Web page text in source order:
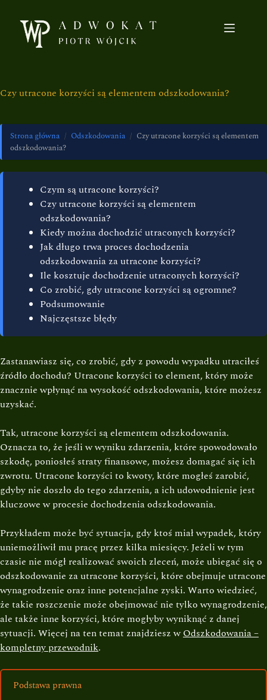
Czy utracone korzyści są elementem odszkodowania?
Strona główna / Odszkodowania / Czy utracone korzyści są elementem
odszkodowania?
Czym są utracone korzyści?
Czy utracone korzyści są elementem
odszkodowania?
Kiedy można dochodzić utraconych korzyści?
Jak długo trwa proces dochodzenia
odszkodowania za utracone korzyści?
Ile kosztuje dochodzenie utraconych korzyści?
Co zrobić, gdy utracone korzyści są ogromne?
Podsumowanie
Najczęstsze błędy
Zastanawiasz się, co zrobić, gdy z powodu wypadku utraciłeś
źródło dochodu? Utracone korzyści to element, który może
znacznie wpłynąć na wysokość odszkodowania, które możesz
uzyskać.
Tak, utracone korzyści są elementem odszkodowania.
Oznacza to, że jeśli w wyniku zdarzenia, które spowodowało
szkodę, poniosłeś straty finansowe, możesz domagać się ich
zwrotu. Utracone korzyści to kwoty, które mogłeś zarobić,
gdyby nie doszło do tego zdarzenia, a ich udowodnienie jest
kluczowe w procesie dochodzenia odszkodowania.
Przykładem może być sytuacja, gdy ktoś miał wypadek, który
uniemożliwił mu pracę przez kilka miesięcy. Jeżeli w tym
czasie nie mógł realizować swoich zleceń, może ubiegać się o
odszkodowanie za utracone korzyści, które obejmuje utracone
wynagrodzenie oraz inne potencjalne zyski. Warto wiedzieć,
że takie roszczenie może obejmować nie tylko wynagrodzenie,
ale także inne korzyści, które mogłyby wyniknąć z danej
sytuacji. Więcej na ten temat znajdziesz wOdszkodowania –
kompletny przewodnik.
Podstawa prawna